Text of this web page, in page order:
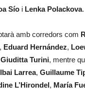
Sío i Lenka Polackova.
amb corredors com
, Eduard Hernández,
Giuditta Turini, mentre
Ibai Larrea, Guillaume
L’Hirondel, María